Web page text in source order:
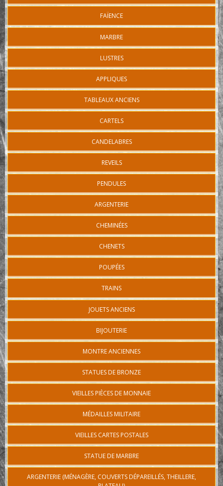
FAÏENCE
MARBRE
LUSTRES
APPLIQUES
TABLEAUX ANCIENS
CARTELS
CANDELABRES
REVEILS
PENDULES
ARGENTERIE
CHEMINÉES
CHENETS
POUPÉES
TRAINS
JOUETS ANCIENS
BIJOUTERIE
MONTRE ANCIENNES
STATUES DE BRONZE
VIEILLES PIÈCES DE MONNAIE
MÉDAILLES MILITAIRE
VIEILLES CARTES POSTALES
STATUE DE MARBRE
ARGENTERIE (MÉNAGÈRE, COUVERTS DÉPAREILLÉS, THEILLERE,